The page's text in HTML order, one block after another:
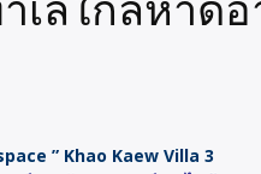
” Khao Kaew Villa 3